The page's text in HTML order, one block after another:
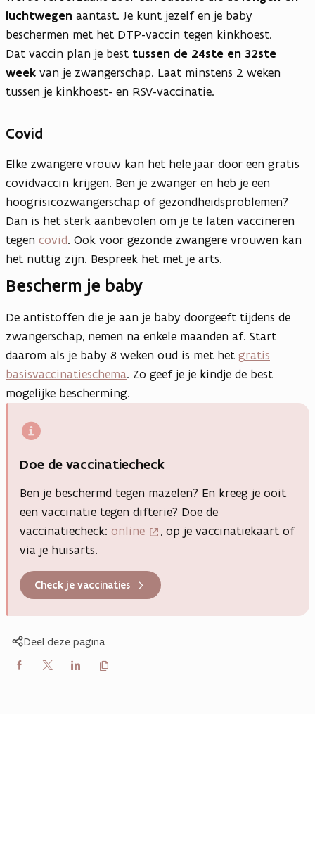
luchtwegen aantast. Je kunt jezelf en je baby
beschermen met het DTP-vaccin tegen kinkhoest.
Dat vaccin plan je best tussen de 24ste en 32ste
week van je zwangerschap. Laat minstens 2 weken
tussen je kinkhoest- en RSV-vaccinatie.
Covid
Elke zwangere vrouw kan het hele jaar door een gratis
covidvaccin krijgen. Ben je zwanger en heb je een
hoogrisicozwangerschap of gezondheidsproblemen?
Dan is het sterk aanbevolen om je te laten vaccineren
tegen covid. Ook voor gezonde zwangere vrouwen kan
het nuttig zijn. Bespreek het met je arts.
Bescherm je baby
De antistoffen die je aan je baby doorgeeft tijdens de
zwangerschap, nemen na enkele maanden af. Start
daarom als je baby 8 weken oud is met het gratis
basisvaccinatieschema. Zo geef je je kindje de best
mogelijke bescherming.
Doe de vaccinatiecheck
Ben je beschermd tegen mazelen? En kreeg je ooit
een vaccinatie tegen difterie? Doe de
vaccinatiecheck: online
, op je vaccinatiekaart of
via je huisarts.
Check je vaccinaties
Deel deze pagina
Delen
Delen
Delen
link